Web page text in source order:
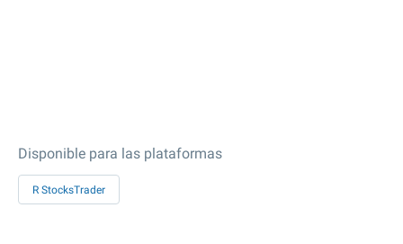
Disponible para las plataformas
R StocksTrader